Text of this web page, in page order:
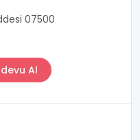
07500
Al